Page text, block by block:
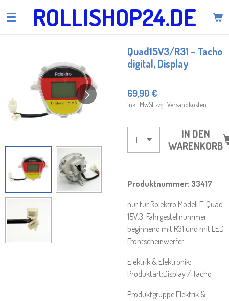
HauptinhaltROLLISHOP24.DE
Quad15V3/R31 - Tacho
digital, Display
69,90 €
inkl. MwSt zzgl. Versandkosten
IN DEN
WARENKORB
Produktnummer: 33417
nur für Rolektro Modell E-Quad
15V.3, Fahrgestellnummer
beginnend mit R31 und mit LED
Frontscheinwerfer
Elektrik & Elektronik:
Produktart:Display / Tacho
Produktgruppe:Elektrik &